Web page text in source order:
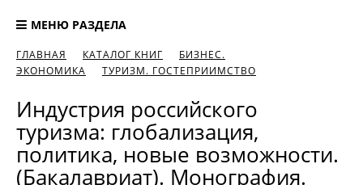
МЕНЮ РАЗДЕЛА
ГЛАВНАЯ КАТАЛОГ КНИГ
БИЗНЕС.
ЭКОНОМИКА
ТУРИЗМ. ГОСТЕПРИИМСТВО
Индустрия российского
туризма: глобализация,
политика, новые возможности.
(Бакалавриат). Монография.